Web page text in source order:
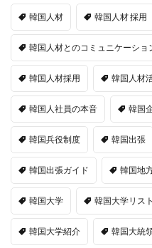
韓国人材 韓国人材 採用
韓国人材とのコミュニケーショ
韓国人材採用 韓国人材
韓国人社員の本音 韓国
韓国兵役制度 韓国出張
韓国出張ガイド 韓国地
韓国大学 韓国大学リスト
韓国大学紹介 韓国大統